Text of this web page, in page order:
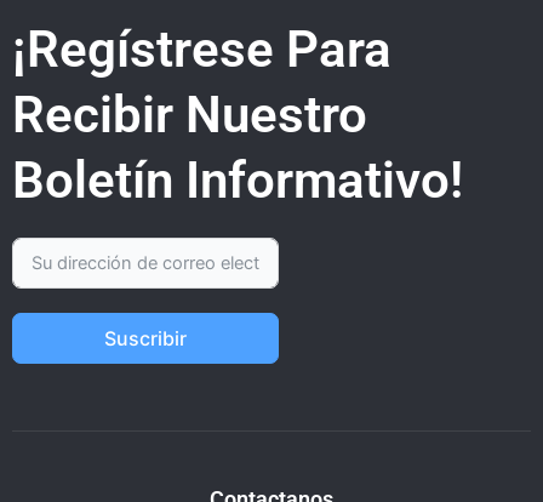
¡Regístrese Para
Recibir Nuestro
Boletín Informativo!
Suscribir